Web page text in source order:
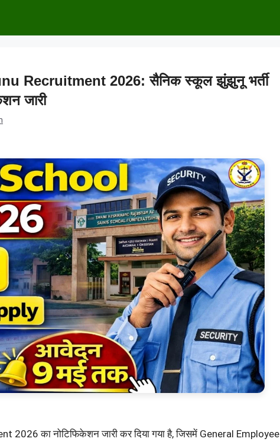
Recruitment 2026: सैनिक स्कूल झुंझुनू भर्ती
जारी
का नोटिफिकेशन जारी कर दिया गया है, जिसमें General Employee